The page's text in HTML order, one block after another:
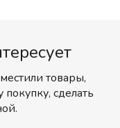
товары,
сделать